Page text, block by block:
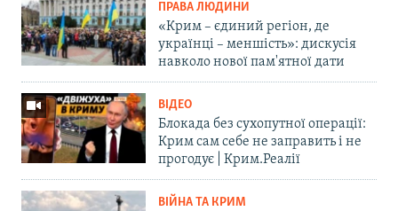
ПРАВА ЛЮДИНИ
«Крим – єдиний регіон, де
українці – меншість»: дискусія
навколо нової пам'ятної дати
ВІДЕО
Блокада без сухопутної операції:
Крим сам себе не заправить і не
прогодує | Крим.Реалії
ВІЙНА ТА КРИМ